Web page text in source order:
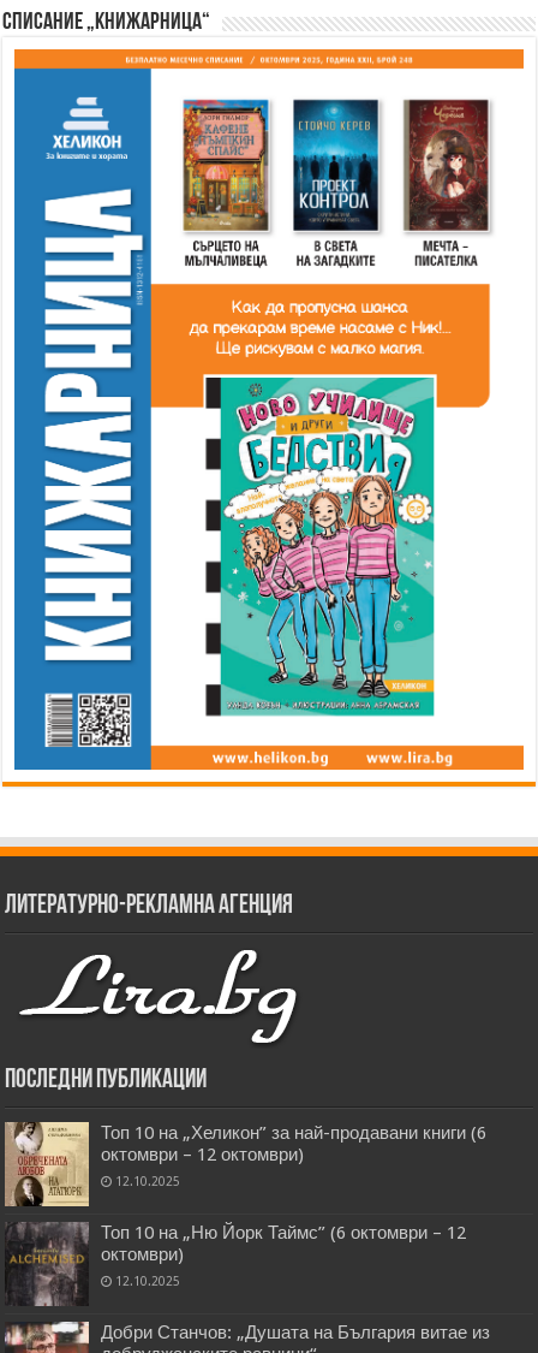
Списание „Книжарница“
Литературно-рекламна агенция
Последни публикации
Топ 10 на „Хеликон” за най-продавани книги (6
октомври – 12 октомври)
12.10.2025
Топ 10 на „Ню Йорк Таймс” (6 октомври – 12
октомври)
12.10.2025
Добри Станчов: „Душата на България витае из